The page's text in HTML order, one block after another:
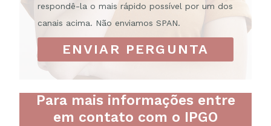
respondê-la o mais rápido possível por um dos
canais acima. Não enviamos SPAN.
ENVIAR PERGUNTA
Para mais informações entre
em contato com o IPGO